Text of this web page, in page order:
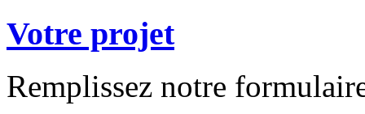
Votre projet
Remplissez notre